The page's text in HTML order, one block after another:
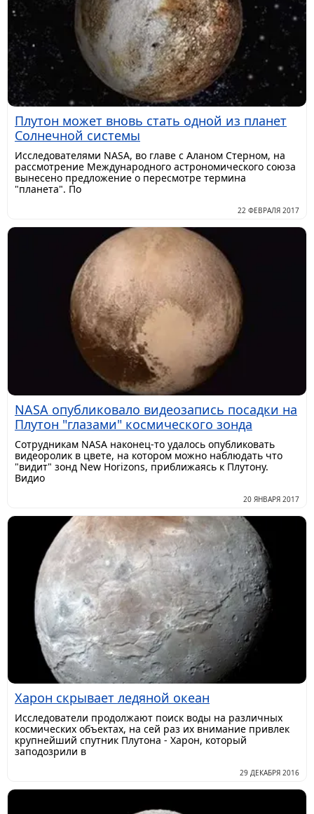
Плутон может вновь стать одной из планет
Солнечной системы
Исследователями NASA, во главе с Аланом Стерном, на
рассмотрение Международного астрономического союза
вынесено предложение о пересмотре термина
"планета". По
22 ФЕВРАЛЯ 2017
NASA опубликовало видеозапись посадки на
Плутон "глазами" космического зонда
Сотрудникам NASA наконец-то удалось опубликовать
видеоролик в цвете, на котором можно наблюдать что
"видит" зонд New Horizons, приближаясь к Плутону.
Видио
20 ЯНВАРЯ 2017
Харон скрывает ледяной океан
Исследователи продолжают поиск воды на различных
космических объектах, на сей раз их внимание привлек
крупнейший спутник Плутона - Харон, который
заподозрили в
29 ДЕКАБРЯ 2016